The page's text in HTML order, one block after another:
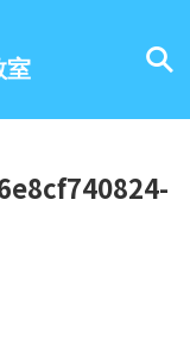
室